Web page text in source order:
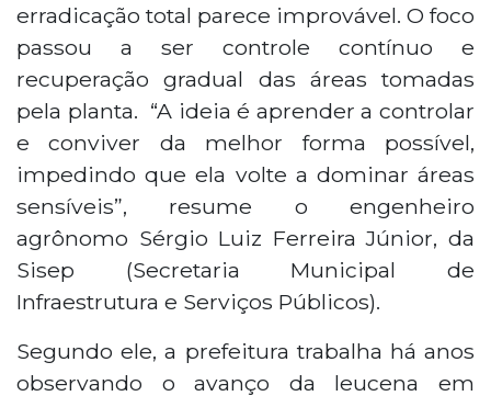
erradicação total parece improvável. O foco
passou a ser controle contínuo e
recuperação gradual das áreas tomadas
pela planta. “A ideia é aprender a controlar
e conviver da melhor forma possível,
impedindo que ela volte a dominar áreas
sensíveis”, resume o engenheiro
agrônomo Sérgio Luiz Ferreira Júnior, da
Sisep (Secretaria Municipal de
Infraestrutura e Serviços Públicos).
Segundo ele, a prefeitura trabalha há anos
observando o avanço da leucena em